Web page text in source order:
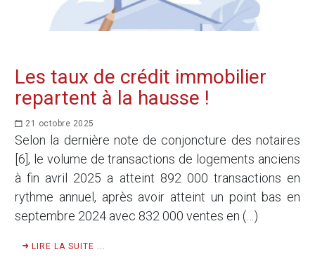
Les taux de crédit immobilier
repartent à la hausse !
21 octobre 2025
Selon la dernière note de conjoncture des notaires
[6], le volume de transactions de logements anciens
à fin avril 2025 a atteint 892 000 transactions en
rythme annuel, après avoir atteint un point bas en
septembre 2024 avec 832 000 ventes en (…)
LIRE LA SUITE ...